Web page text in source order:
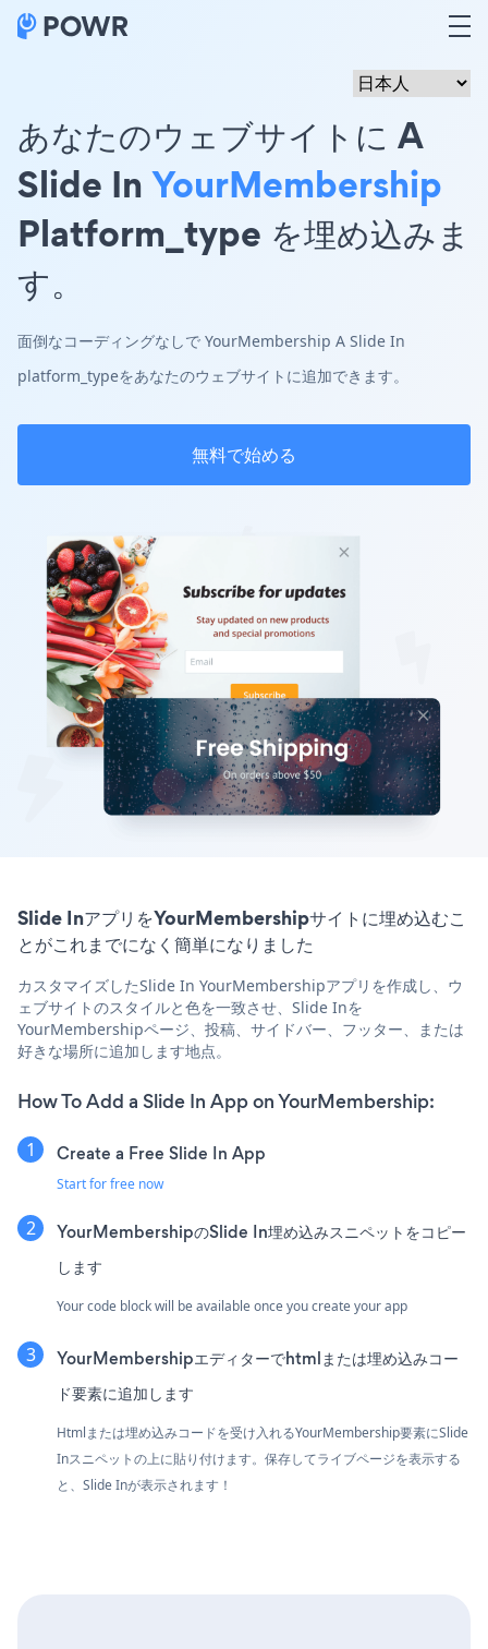
あなたのウェブサイトに A
Slide InYourMembership
Platform_type を埋め込みま
す。
面倒なコーディングなしで YourMembership A Slide In
platform_typeをあなたのウェブサイトに追加できます。
無料で始める
Slide InアプリをYourMembershipサイトに埋め込むこ
とがこれまでになく簡単になりました
カスタマイズしたSlide In YourMembershipアプリを作成し、ウ
ェブサイトのスタイルと色を一致させ、Slide Inを
YourMembershipページ、投稿、サイドバー、フッター、または
好きな場所に追加します地点。
How To Add a Slide In App on YourMembership:
Create a Free Slide In App
Start for free now
YourMembershipのSlide In埋め込みスニペットをコピー
します
Your code block will be available once you create your app
YourMembershipエディターでhtmlまたは埋め込みコー
ド要素に追加します
Htmlまたは埋め込みコードを受け入れるYourMembership要素にSlide
Inスニペットの上に貼り付けます。保存してライブページを表示する
と、Slide Inが表示されます！